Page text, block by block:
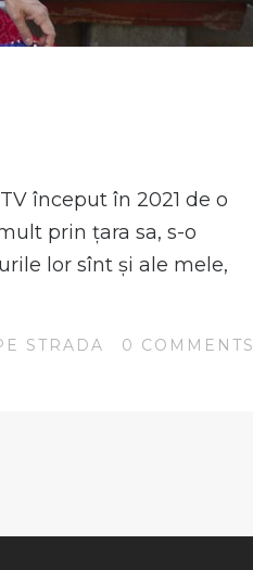
început în 2021 de o
prin țara sa, s-o
lor sînt și ale mele,
STRADA 0 COMMENTS